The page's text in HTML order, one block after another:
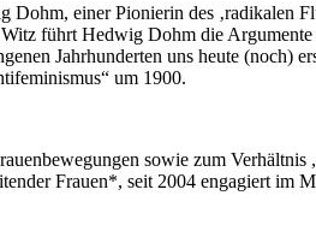
einer Pionierin des ‚radikalen
führt Hedwig Dohm die
Jahrhunderten uns heute (noch)
um 1900.
sowie zum
Frauen*, seit 2004 engagiert im